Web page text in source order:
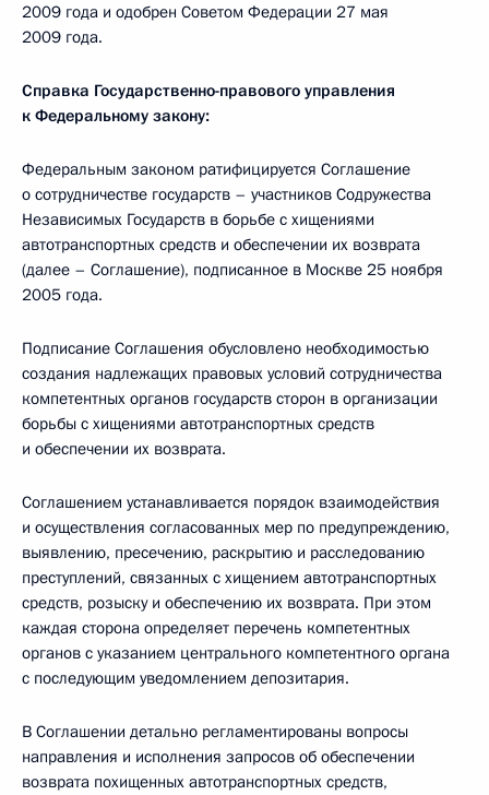
2009 года и одобрен Советом Федерации 27 мая
2009 года.
Справка Государственно-правового управления
к Федеральному закону:
Федеральным законом ратифицируется Соглашение
о сотрудничестве государств – участников Содружества
Независимых Государств в борьбе с хищениями
автотранспортных средств и обеспечении их возврата
(далее – Соглашение), подписанное в Москве 25 ноября
2005 года.
Подписание Соглашения обусловлено необходимостью
создания надлежащих правовых условий сотрудничества
компетентных органов государств сторон в организации
борьбы с хищениями автотранспортных средств
и обеспечении их возврата.
Соглашением устанавливается порядок взаимодействия
и осуществления согласованных мер по предупреждению,
выявлению, пресечению, раскрытию и расследованию
преступлений, связанных с хищением автотранспортных
средств, розыску и обеспечению их возврата. При этом
каждая сторона определяет перечень компетентных
органов с указанием центрального компетентного органа
с последующим уведомлением депозитария.
В Соглашении детально регламентированы вопросы
направления и исполнения запросов об обеспечении
возврата похищенных автотранспортных средств,